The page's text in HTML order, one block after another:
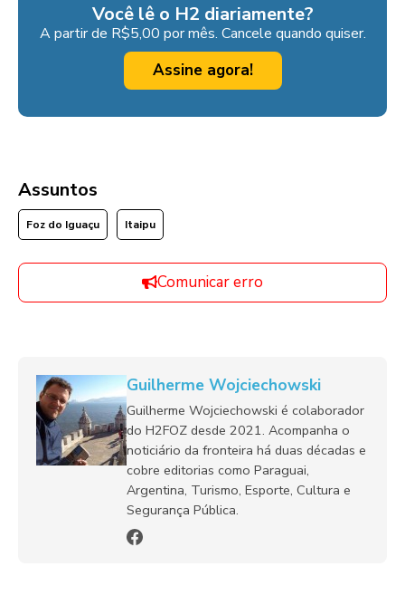
Você lê o H2 diariamente?
A partir de R$5,00 por mês. Cancele quando quiser.
Assine agora!
Assuntos
Foz do Iguaçu Itaipu
Comunicar erro
Guilherme Wojciechowski
Guilherme Wojciechowski é colaborador
do H2FOZ desde 2021. Acompanha o
noticiário da fronteira há duas décadas e
cobre editorias como Paraguai,
Argentina, Turismo, Esporte, Cultura e
Segurança Pública.